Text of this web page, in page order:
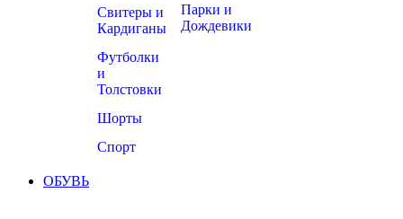
Свитеры и
Кардиганы
Футболки
и
Толстовки
Шорты
Спорт
Парки и
Дождевики
ОБУВЬ